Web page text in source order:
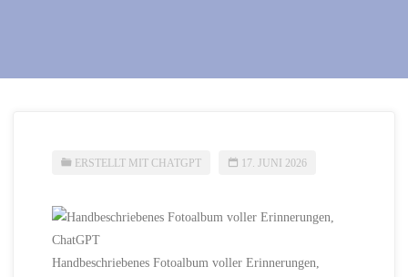
ERSTELLT MIT CHATGPT 17. JUNI 2026
Handbeschriebenes Fotoalbum voller Erinnerungen,